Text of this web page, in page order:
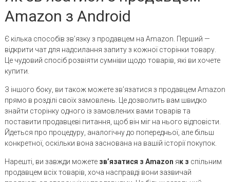
Amazon з Android
Є кілька способів зв’язку з продавцем на Amazon. Перший —
відкрити чат для надсилання запиту з кожної сторінки товару.
Це чудовий спосіб розвіяти сумніви щодо товарів, які ви хочете
купити.
З іншого боку, ви також можете зв’язатися з продавцем Amazon
прямо в розділі своїх замовлень. Це дозволить вам швидко
знайти сторінку одного із замовлених вами товарів та
поставити продавцеві питання, щоб він міг на нього відповісти.
Йдеться про процедуру, аналогічну до попередньої, але більш
конкретної, оскільки вона заснована на вашій історії покупок.
Нарешті, ви завжди можете зв’язатися з Amazon як з спільним
продавцем всіх товарів, хоча насправді вони зазвичай